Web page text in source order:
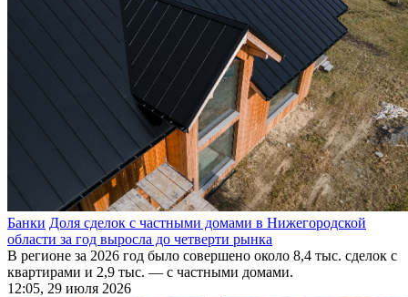
Банки Доля сделок с частными домами в Нижегородской
области за год выросла до четверти рынка
В регионе за 2026 год было совершено около 8,4 тыс. сделок с
квартирами и 2,9 тыс. — с частными домами.
12:05, 29 июля 2026